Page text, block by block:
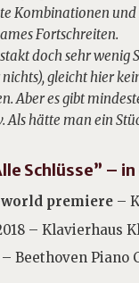
Kombinationen und
Fortschreiten.
doch sehr
gleicht hier
Aber es gibt
Als hätte man ein
Schlüsse” –
world premiere –
– Klavierhaus
Beethoven Piano